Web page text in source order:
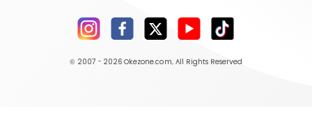
© 2007 - 2026 Okezone.com, All Rights Reserved